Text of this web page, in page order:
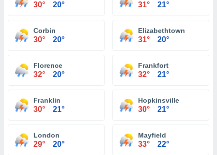
30° 20° 31° 21°
Corbin
30° 20°
Elizabethtown
31° 20°
Florence
32° 20°
Frankfort
32° 21°
Franklin
30° 21°
Hopkinsville
30° 21°
London
29° 20°
Mayfield
33° 22°